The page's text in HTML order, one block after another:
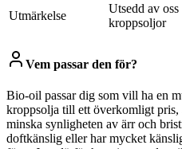
Utmärkelse
Utsedd av
kroppsoljor
Vem passar den för?
Bio-oil passar dig som vill ha en
kroppsolja till ett överkomligt pris,
minska synligheten av ärr och
doftkänslig eller har mycket